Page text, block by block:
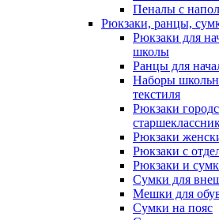
Пеналы с
Рюкзаки, ранцы,
Рюкзаки для
школы
Ранцы для
Наборы
текстиля
Рюкзаки
Рюкзаки
Рюкзаки с
Рюкзаки и
Сумки для
Мешки для
Сумки на пояс